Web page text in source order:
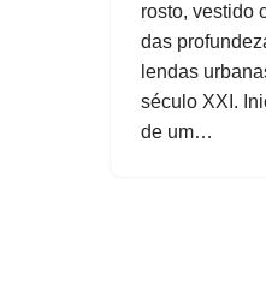
rosto, vestido
das
lendas
século XXI.
de um…